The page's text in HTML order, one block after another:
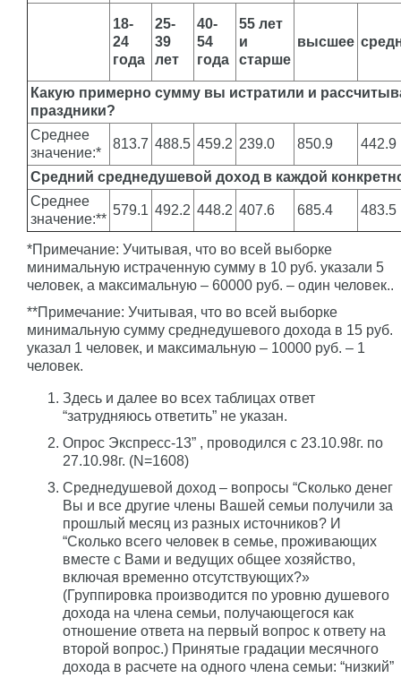
18-
24
года
25-
39
лет
40-
54
года
55 лет
и
старше
высшее
Какую примерно сумму вы истратили и
праздники?
Среднее
значение:*
813.7 488.5 459.2 239.0 850.9 442.9
Средний среднедушевой доход в каждой
Среднее
значение:**
579.1 492.2 448.2 407.6 685.4 483.5
*Примечание: Учитывая, что во всей выборке
минимальную истраченную сумму в 10 руб. указали 5
человек, а максимальную – 60000 руб. – один человек..
**Примечание: Учитывая, что во всей выборке
минимальную сумму среднедушевого дохода в 15 руб.
указал 1 человек, и максимальную – 10000 руб. – 1
человек.
Здесь и далее во всех таблицах ответ
“затрудняюсь ответить” не указан.
Опрос Экспресс-13” , проводился с 23.10.98г. по
27.10.98г. (N=1608)
Среднедушевой доход – вопросы “Сколько денег
Вы и все другие члены Вашей семьи получили за
прошлый месяц из разных источников? И
“Сколько всего человек в семье, проживающих
вместе с Вами и ведущих общее хозяйство,
включая временно отсутствующих?»
(Группировка производится по уровню душевого
дохода на члена семьи, получающегося как
отношение ответа на первый вопрос к ответу на
второй вопрос.) Принятые градации месячного
дохода в расчете на одного члена семьи: “низкий”